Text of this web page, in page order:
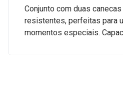
Conjunto com duas
resistentes, perfeitas para
momentos especiais.